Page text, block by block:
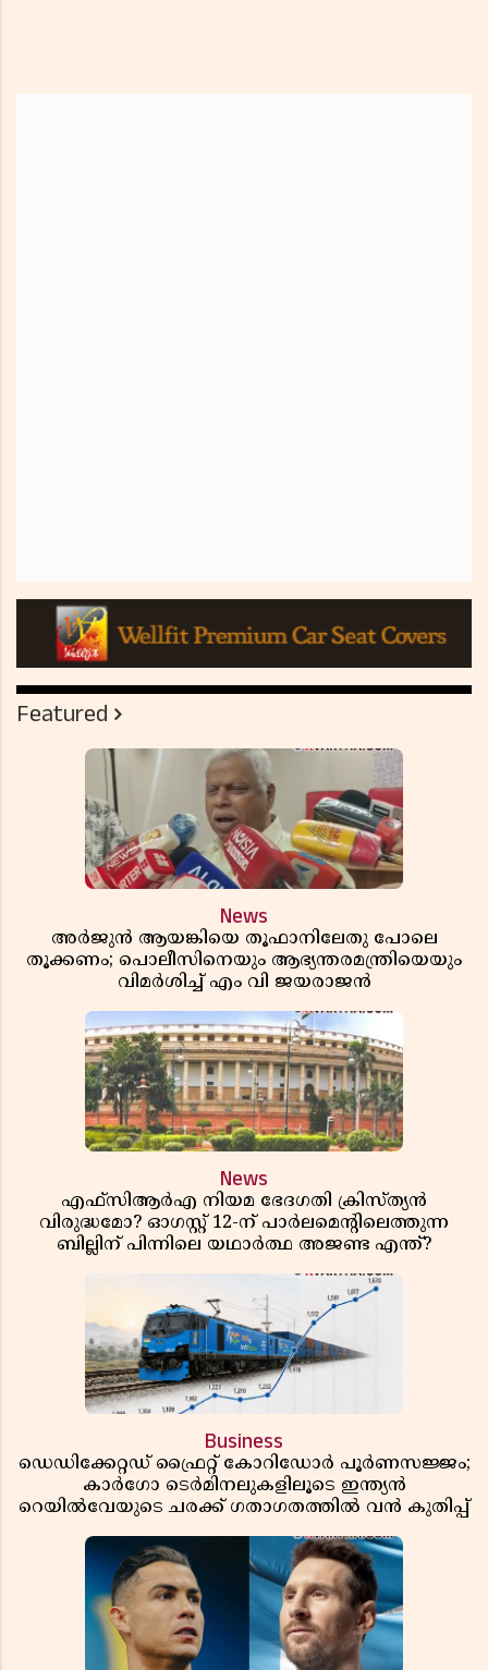
Featured
News
അർജുൻ ആയങ്കിയെ തൂഫാനിലേതു പോലെ
തൂക്കണം; പൊലീസിനെയും ആഭ്യന്തരമന്ത്രിയെയും
വിമർശിച്ച് എം വി ജയരാജൻ
News
എഫ്സിആർഎ നിയമ ഭേദഗതി ക്രിസ്ത്യൻ
വിരുദ്ധമോ? ഓഗസ്റ്റ് 12-ന് പാർലമെന്റിലെത്തുന്ന
ബില്ലിന് പിന്നിലെ യഥാർത്ഥ അജണ്ട എന്ത്?
Business
ഡെഡിക്കേറ്റഡ് ഫ്രൈറ്റ് കോറിഡോർ പൂർണസജ്ജം;
കാർഗോ ടെർമിനലുകളിലൂടെ ഇന്ത്യൻ
റെയിൽവേയുടെ ചരക്ക് ഗതാഗതത്തിൽ വൻ കുതിപ്പ്